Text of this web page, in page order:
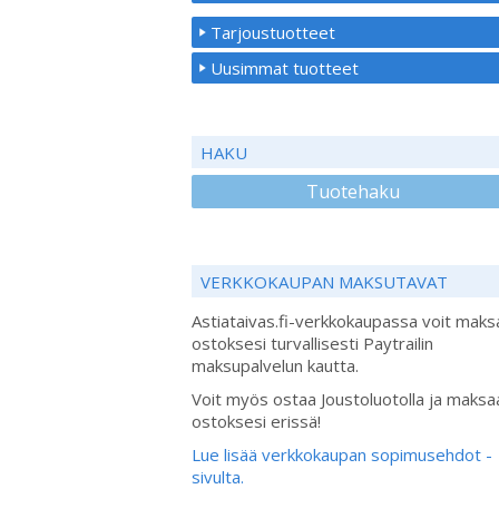
Tarjoustuotteet
Uusimmat tuotteet
HAKU
Tuotehaku
VERKKOKAUPAN MAKSUTAVAT
Astiataivas.fi-verkkokaupassa voit
ostoksesi turvallisesti Paytrailin
maksupalvelun kautta.
Voit myös ostaa Joustoluotolla ja
ostoksesi erissä!
Lue lisää verkkokaupan sopimusehdot -
sivulta.